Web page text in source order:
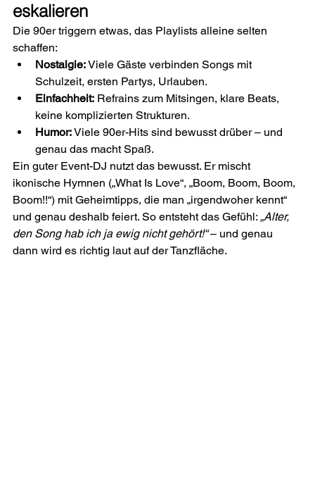
eskalieren
Die 90er triggern etwas, das Playlists alleine selten
schaffen:
Nostalgie: Viele Gäste verbinden Songs mit
Schulzeit, ersten Partys, Urlauben.
Einfachheit: Refrains zum Mitsingen, klare Beats,
keine komplizierten Strukturen.
Humor: Viele 90er-Hits sind bewusst drüber – und
genau das macht Spaß.
Ein guter Event-DJ nutzt das bewusst. Er mischt
ikonische Hymnen („What Is Love“, „Boom, Boom, Boom,
Boom!!“) mit Geheimtipps, die man „irgendwoher kennt“
und genau deshalb feiert. So entsteht das Gefühl: „Alter,
den Song hab ich ja ewig nicht gehört!“ – und genau
dann wird es richtig laut auf der Tanzfläche.